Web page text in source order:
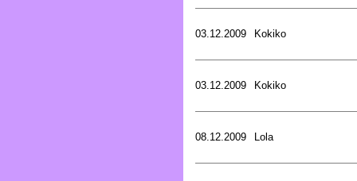
03.12.2009 Kokiko
03.12.2009 Kokiko
08.12.2009 Lola